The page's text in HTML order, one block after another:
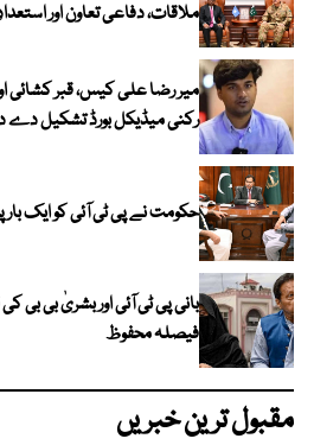
ملاقات، دفاعی تعاون اور
رکنی میڈیکل بورڈ تشکیل دے
حکومت نے پی ٹی آئی کو ایک
بانی پی ٹی آئی اور بشریٰ بی بی
فیصلہ محفوظ
مقبول ترین خبریں